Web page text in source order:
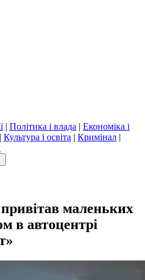
| Політика і влада | Економіка і
| Культура і освіта | Кримінал |
маленьких
в автоцентрі